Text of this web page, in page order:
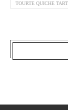
TOURTE QUICHE